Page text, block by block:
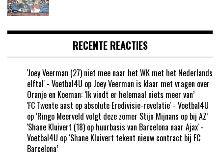
RECENTE REACTIES
'Joey Veerman (27) niet mee naar het WK met het Nederlands
elftal' - Voetbal4U op Joey Veerman is klaar met vragen over
Oranje en Koeman: ‘Ik vindt er helemaal niets meer van’
'FC Twente aast op absolute Eredivisie-revelatie' - Voetbal4U
op ‘Ringo Meerveld volgt deze zomer Stijn Mijnans op bij AZ’
'Shane Kluivert (18) op huurbasis van Barcelona naar Ajax' -
Voetbal4U op ‘Shane Kluivert tekent nieuw contract bij FC
Barcelona’